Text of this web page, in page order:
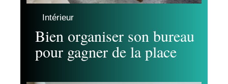
Intérieur
Bien organiser son bureau
pour gagner de la place